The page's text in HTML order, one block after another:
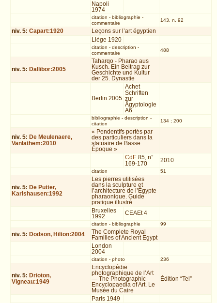
Napoli
1974
citation - bibliographie -
commentaire
143, n. 92
niv. 5:Capart:1920
Leçons sur l’art égyptien
Liège 1920
citation - description -
commentaire
488
niv. 5: Dallibor:2005
Taharqo - Pharao aus
Kusch. Ein Beitrag zur
Geschichte und Kultur
der 25. Dynastie
Berlin 2005
Achet
Schriften
zur
Ägyptologie
A6
bibliographie - description -
citation
134 ; 200
niv. 5: De Meulenaere,
Vanlathem:2010
« Pendentifs portés par
des particuliers dans la
statuaire de Basse
Époque »
CdE 85, n°
169-170
2010
citation 51
niv. 5: De Putter,
Karlshausen:1992
Les pierres utilisées
dans la sculpture et
l’architecture de l’Égypte
pharaonique. Guide
pratique illustré
Bruxelles
1992
CEAEt 4
citation - bibliographie 99
niv. 5: Dodson, Hilton:2004
The Complete Royal
Families of Ancient Egypt
London
2004
citation - photo 236
niv. 5: Drioton,
Vigneau:1949
Encyclopédie
photographique de l’Art
— The Photographic
Encyclopaedia of Art. Le
Musée du Caire
Édition “Tel”
Paris 1949